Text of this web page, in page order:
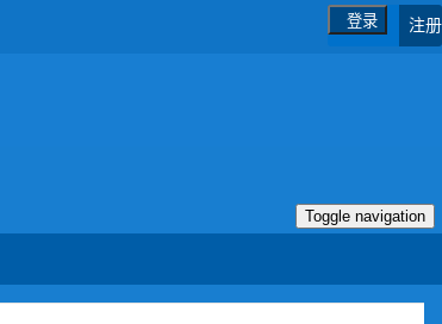
注册
登录
Toggle navigation